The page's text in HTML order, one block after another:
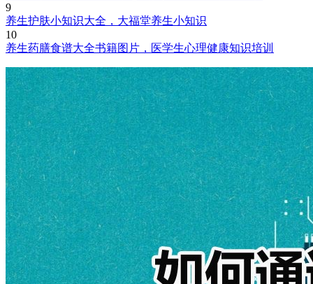
9
养生护肤小知识大全，大福堂养生小知识
10
养生药膳食谱大全书籍图片，医学生心理健康知识培训